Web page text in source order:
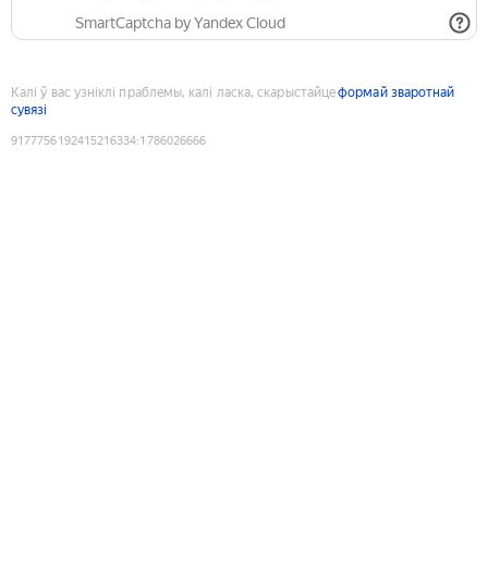
SmartCaptcha by Yandex Cloud
Калі ў вас узніклі праблемы, калі ласка, скарыстайцеформай зваротнай
сувязі
9177756192415216334:1786026666